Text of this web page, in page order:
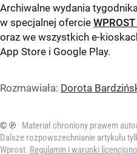
Archiwalne wydania
w specjalnej ofercie
oraz we wszystkich e-
App Store i Google Play.
Rozmawiała: Dorota
© ℗
Materiał chroniony prawem
Dalsze rozpowszechnianie artykułu
Wprost. Regulamin i warunki